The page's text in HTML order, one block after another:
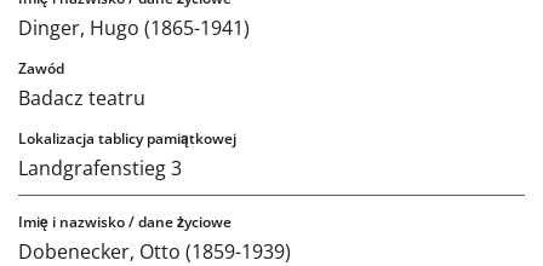
Dinger, Hugo (1865-1941)
Badacz teatru
Landgrafenstieg 3
Dobenecker, Otto (1859-1939)